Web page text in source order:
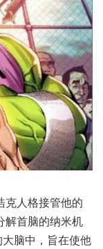
克人格接管他的
解首脑的纳米机
脑中，旨在使他